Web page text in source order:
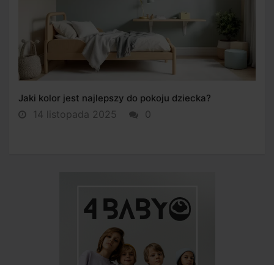
Jaki kolor jest najlepszy do pokoju dziecka?
14 listopada 2025 0